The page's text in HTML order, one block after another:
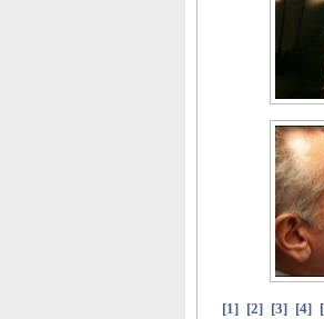
[1] [2] [3] [4] [